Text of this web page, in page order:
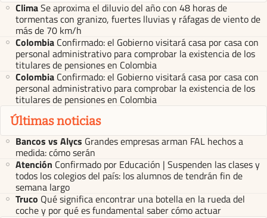
ClimaSe aproxima el diluvio del año con 48 horas de
tormentas con granizo, fuertes lluvias y ráfagas de viento de
más de 70 km/h
Colombia Confirmado: el Gobierno visitará casa por casa con
personal administrativo para comprobar la existencia de los
titulares de pensiones en Colombia
Colombia Confirmado: el Gobierno visitará casa por casa con
personal administrativo para comprobar la existencia de los
titulares de pensiones en Colombia
Últimas noticias
Bancos vs Alycs Grandes empresas arman FAL hechos a
medida: cómo serán
Atención Confirmado por Educación | Suspenden las clases y
todos los colegios del país: los alumnos de tendrán fin de
semana largo
Truco Qué significa encontrar una botella en la rueda del
coche y por qué es fundamental saber cómo actuar